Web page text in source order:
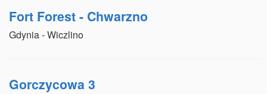
Fort Forest - Chwarzno
Gdynia - Wiczlino
Gorczycowa 3